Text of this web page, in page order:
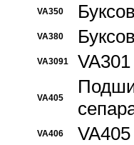
VA350
VA380
VA3091
VA405
VA406